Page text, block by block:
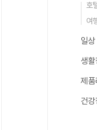
호
여
일상
생활
제품
건강